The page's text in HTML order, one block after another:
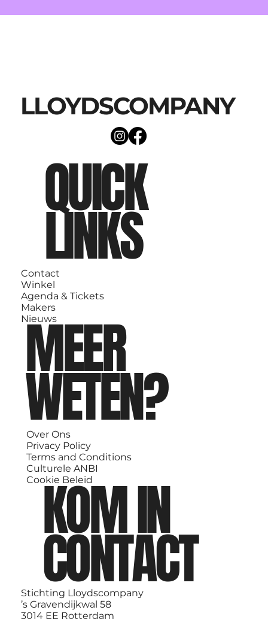
LLOYDSCOMPANY
QUICK
LINKS
Contact
Winkel
Agenda & Tickets
Makers
Nieuws
MEER
WETEN?
Over Ons
Privacy Policy
Terms and Conditions
Culturele ANBI
Cookie Beleid
KOM IN
CONTACT
Stichting Lloydscompany
’s Gravendijkwal 58
3014 EE Rotterdam